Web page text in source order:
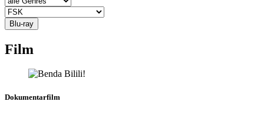
Blu-ray
Film
Dokumentarfilm